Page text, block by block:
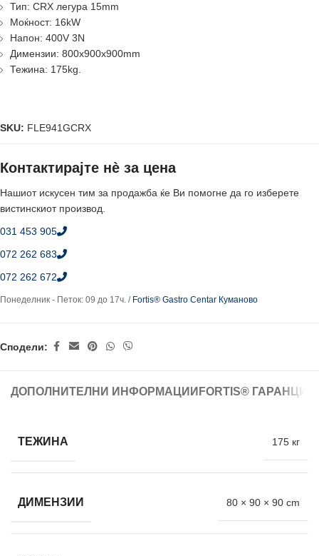
Тип: CRX легурa 15mm
Моќност: 16kW
Напон: 400V 3N
Димензии: 800x900x900mm
Тежина: 175kg.
SKU: FLE941GCRX
Контактирајте нè за цена
Нашиот искусен тим за продажба ќе Ви помогне да го изберете
вистинскиот производ.
031 453 905
072 262 683
072 262 672
Понеделник - Петок: 09 до 17ч. / Fortis® Gastro Centar Куманово
Сподели:
ДОПОЛНИТЕЛНИ ИНФОРМАЦИИ FORTIS®
ТЕЖИНА 175 кг
ДИМЕНЗИИ 80 × 90 × 90 cm